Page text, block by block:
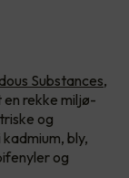
Substances,
rekke miljø-
og
bly,
og